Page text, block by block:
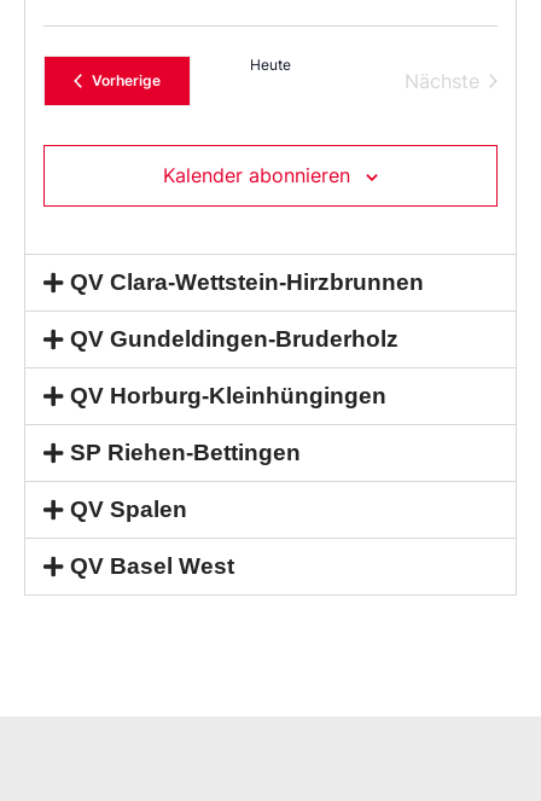
VorherigeVeranstaltungen
Heute
Nächste
Kalender abonnieren
QV Clara-Wettstein-Hirzbrunnen
QV Gundeldingen-Bruderholz
QV Horburg-Kleinhüngingen
SP Riehen-Bettingen
QV Spalen
QV Basel West